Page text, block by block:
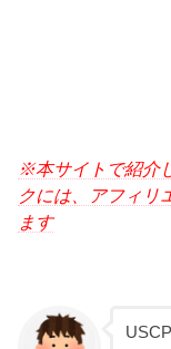
※本サイトで紹介
クには、アフィリ
ます